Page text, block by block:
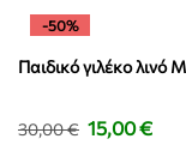
-50%
Παιδικό γιλέκο
30,00€ 15,00€